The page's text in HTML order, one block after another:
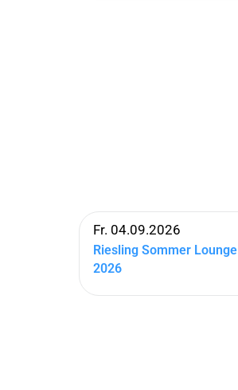
Fr. 04.09.2026
Riesling Sommer Lounge
2026